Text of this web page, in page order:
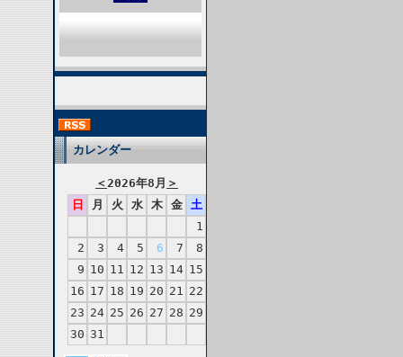
カレンダー
＜2026年8月 ＞
日
月 火 水 木 金
土
1
2
3 4 5 6 7
8
9 10 11 12 13 14 15
16 17 18 19 20 21 22
23 24 25 26 27 28 29
30 31